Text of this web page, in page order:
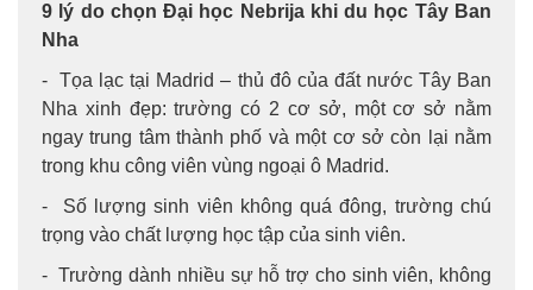
9 lý do chọn Đại học Nebrija khi du học Tây Ban
Nha
- Tọa lạc tại Madrid – thủ đô của đất nước Tây Ban
Nha xinh đẹp: trường có 2 cơ sở, một cơ sở nằm
ngay trung tâm thành phố và một cơ sở còn lại nằm
trong khu công viên vùng ngoại ô Madrid.
- Số lượng sinh viên không quá đông, trường chú
trọng vào chất lượng học tập của sinh viên.
- Trường dành nhiều sự hỗ trợ cho sinh viên, không